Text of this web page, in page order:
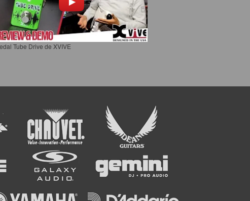
Tube Drive de XVIVE